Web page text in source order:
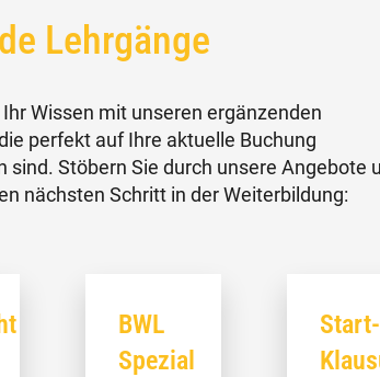
Lehrgänge
Wissen mit unseren ergänzenden
perfekt auf Ihre aktuelle Buchung
sind. Stöbern Sie durch unsere Angebote
nächsten Schritt in der Weiterbildung:
BWL
Spezial
Start-